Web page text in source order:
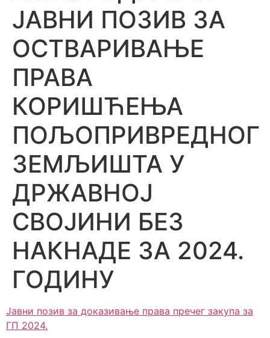
ЈАВНИ ПОЗИВ ЗА
ОСТВАРИВАЊЕ
ПРАВА
КОРИШЋЕЊА
ПОЉОПРИВРЕДНОГ
ЗЕМЉИШТА У
ДРЖАВНОЈ
СВОЈИНИ БЕЗ
НАКНАДЕ ЗА 2024.
ГОДИНУ
Јавни позив за доказивање права пречег закупа за
ГП 2024.